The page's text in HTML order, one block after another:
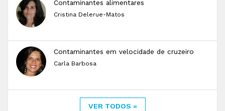
Contaminantes alimentares
Cristina Delerue-Matos
Contaminantes em velocidade de cruzeiro
Carla Barbosa
VER TODOS »